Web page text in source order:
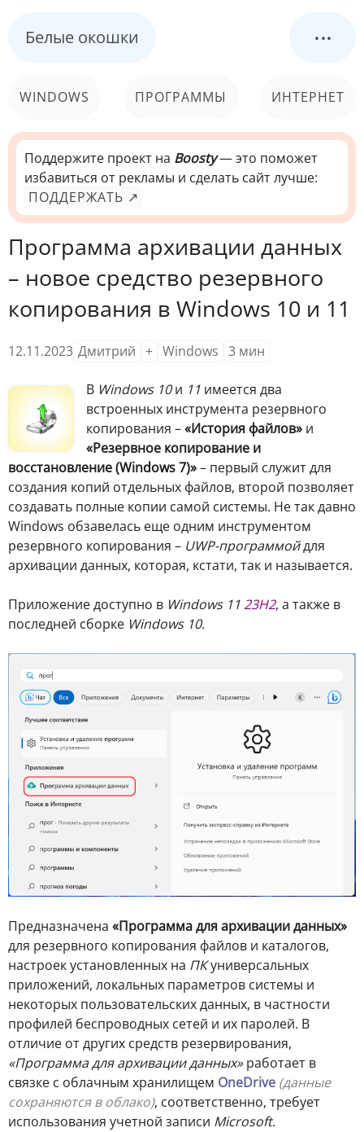
Белые окошки ...
WINDOWS ПРОГРАММЫ ИНТЕРНЕТ
КОМПЬЮТЕР
СИСТЕМА
Поддержите проект на Boosty— это поможет
избавиться от рекламы и сделать сайт лучше:
ПОДДЕРЖАТЬ ↗
Программа архивации данных
– новое средство резервного
копирования в Windows 10 и 11
12.11.2023 Дмитрий + Windows 3 мин
В Windows 10и 11 имеется два
встроенных инструмента резервного
копирования –«История файлов» и
«Резервное копирование и
восстановление (Windows 7)»– первый служит для
создания копий отдельных файлов, второй позволяет
создавать полные копии самой системы. Не так давно
Windows обзавелась еще одним инструментом
резервного копирования – UWP-программойдля
архивации данных, которая, кстати, так и называется.
Приложение доступно в Windows 11 23H2, а также в
последней сборке Windows 10.
Предназначена «Программа для архивации данных»
для резервного копирования файлов и каталогов,
настроек установленных на ПКуниверсальных
приложений, локальных параметров системы и
некоторых пользовательских данных, в частности
профилей беспроводных сетей и их паролей. В
отличие от других средств резервирования,
«Программа для архивации данных»работает в
связке с облачным хранилищем OneDrive (данные
сохраняются в облако), соответственно, требует
использования учетной записи Microsoft.